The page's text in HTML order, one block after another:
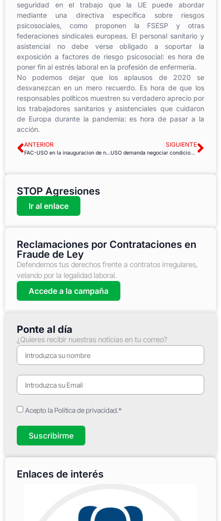
seguridad en el trabajo que la UE puede abordar
mediante una directiva específica sobre riesgos
psicosociales, como proponen la FSESP y otras
federaciones sindicales europeas. El personal sanitario y
asistencial no debe verse obligado a soportar la
exposición a factores de riesgo psicosocial: es hora de
poner fin al estrés laboral en la profesión de enfermería.
No podemos dejar que los aplausos de 2020 se
desvanezcan en un mero recuerdo. Es hora de que los
responsables políticos muestren su verdadero aprecio por
los trabajadores sanitarios y asistenciales que cuidaron
de Europa durante la pandemia: es hora de pasar a la
acción.
ANTERIOR
FAC-USO en la inauguracion de nuestra nueva sede en Mérida
SIGUIENTE
USO demanda negociar condiciones de trabajos extraordinarios en fiestas de San Juan y denuncia nuevas irregularidades en la aplicación de los calendarios laborales del Ayto de Soria.
STOP Agresiones
Ir al enlace
Reclamaciones por Contrataciones en
Fraude de Ley
Defendemos tus derechos frente a contratos irregulares,
velando por la legalidad laboral.
Accede a la campaña
Ponte al día
¿Quieres recibir nuestras noticias en tu correo?
Acepto la Política de privacidad.*
Suscribirme
Enlaces de interés